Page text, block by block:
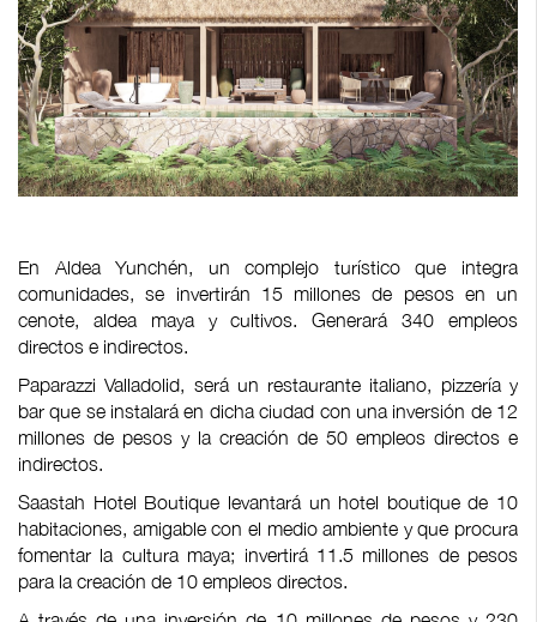
En Aldea Yunchén, un complejo turístico que integra
comunidades, se invertirán 15 millones de pesos en un
cenote, aldea maya y cultivos. Generará 340 empleos
directos e indirectos.
Paparazzi Valladolid, será un restaurante italiano, pizzería y
bar que se instalará en dicha ciudad con una inversión de 12
millones de pesos y la creación de 50 empleos directos e
indirectos.
Saastah Hotel Boutique levantará un hotel boutique de 10
habitaciones, amigable con el medio ambiente y que procura
fomentar la cultura maya; invertirá 11.5 millones de pesos
para la creación de 10 empleos directos.